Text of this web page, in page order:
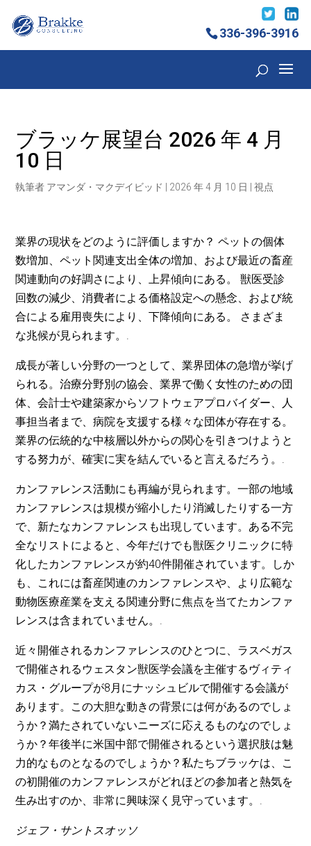
336-396-3916
ブラッケ展望台 2026 年 4 月
10 日
執筆者 アマンダ・マクデイビッド 2026 年 4 月 10 日 |視点
業界の現状をどのように評価しますか？ ペットの個体
数増加、ペット関連支出全体の増加、および最近の畜産
関連動向の好調さにより、上昇傾向にある。 獣医受診
回数の減少、消費者による価格設定への懸念、および統
合による雇用喪失により、下降傾向にある。 さまざま
な兆候が見られます。.
成長が著しい分野の一つとして、業界団体の急増が挙げ
られる。治療分野別の協会、業界で働く女性のための団
体、会計士や建築家からソフトウェアプロバイダー、人
事担当者まで、病院を支援する様々な団体が存在する。
業界の伝統的な中核層以外からの関心を引きつけようと
する努力が、確実に実を結んでいると言えるだろう。.
カンファレンス活動にも再編が見られます。一部の地域
カンファレンスは規模が縮小したり消滅したりする一方
で、新たなカンファレンスも出現しています。ある不完
全なリストによると、今年だけでも獣医クリニックに特
化したカンファレンスが約40件開催されています。しか
も、これには畜産関連のカンファレンスや、より広範な
動物医療産業を支える関連分野に焦点を当てたカンファ
レンスは含まれていません。.
近々開催されるカンファレンスのひとつに、ラスベガス
で開催されるウェスタン獣医学会議を主催するヴィティ
カス・グループが8月にナッシュビルで開催する会議が
あります。この大胆な動きの背景には何があるのでしょ
うか？満たされていないニーズに応えるものなのでしょ
うか？年後半に米国中部で開催されるという選択肢は魅
力的なものとなるのでしょうか？私たちブラッケは、こ
の初開催のカンファレンスがどれほどの参加者と熱気を
生み出すのか、非常に興味深く見守っています。.
ジェフ・サントスオッソ